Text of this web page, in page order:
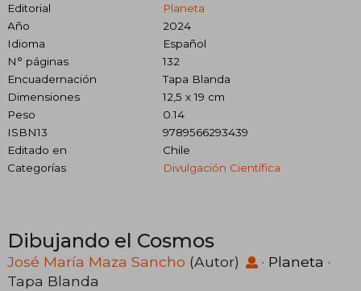
Editorial
Planeta
Año
2024
Idioma
Español
N° páginas
132
Encuadernación
Tapa Blanda
Dimensiones
12,5 x 19 cm
Peso
0.14
ISBN13
9789566293439
Editado en
Chile
Categorías
Divulgación Científica
Dibujando el Cosmos
José María Maza Sancho (Autor) · Planeta ·
Tapa Blanda